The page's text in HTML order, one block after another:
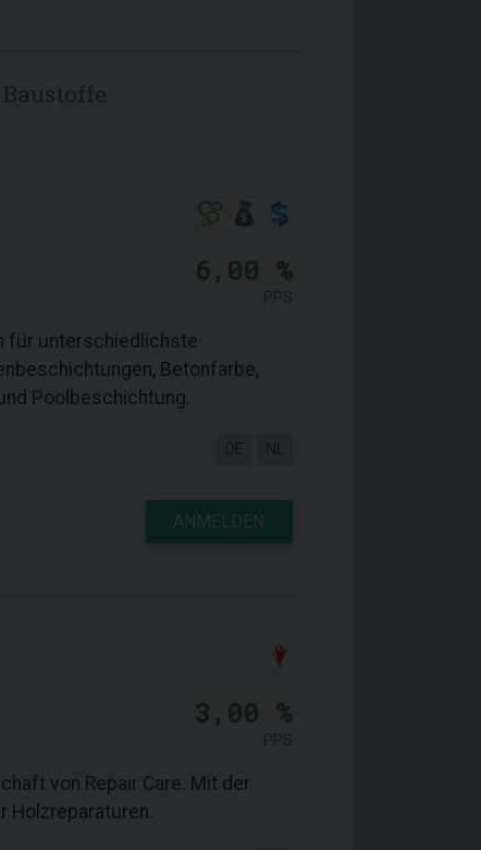
6,00 %
für unterschiedlichste
Betonfarbe,
Poolbeschichtung.
DE NL
ANMELDEN
3,00 %
von Repair Care. Mit der
Holzreparaturen.